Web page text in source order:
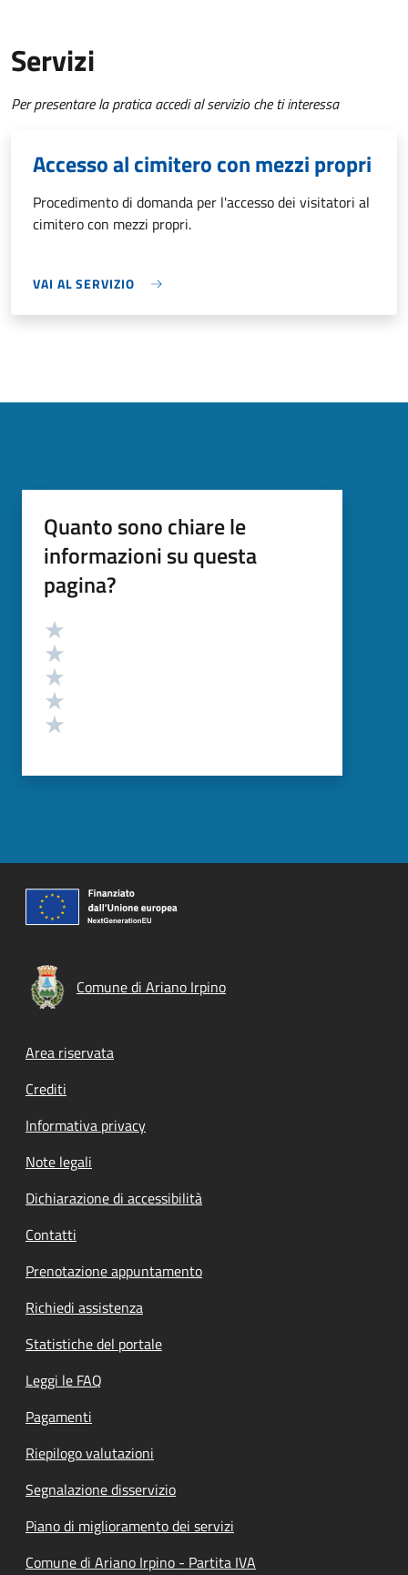
Servizi
Per presentare la pratica accedi al servizio che ti interessa
Accesso al cimitero con mezzi propri
Procedimento di domanda per l'accesso dei visitatori al
cimitero con mezzi propri.
VAI AL SERVIZIO
Quanto sono chiare le
informazioni su questa
pagina?
Valutazione
Comune di Ariano Irpino
Footer menu
Area riservata
Crediti
Informativa privacy
Note legali
Dichiarazione di accessibilità
Contatti
Prenotazione appuntamento
Richiedi assistenza
Statistiche del portale
Leggi le FAQ
Pagamenti
Riepilogo valutazioni
Segnalazione disservizio
Piano di miglioramento dei servizi
Comune di Ariano Irpino - Partita IVA